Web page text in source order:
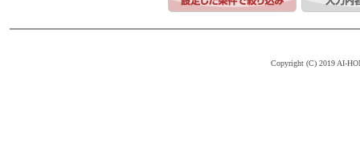
Copyright (C) 2019 AI-